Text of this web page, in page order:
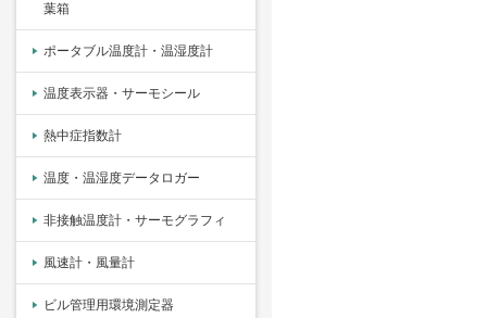
葉箱
ポータブル温度計・温湿度計
温度表示器・サーモシール
熱中症指数計
温度・温湿度データロガー
非接触温度計・サーモグラフィ
風速計・風量計
ビル管理用環境測定器